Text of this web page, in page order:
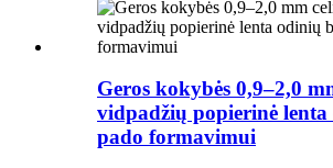
Geros kokybės 0,9–2,0
vidpadžių popierinė
pado formavimui